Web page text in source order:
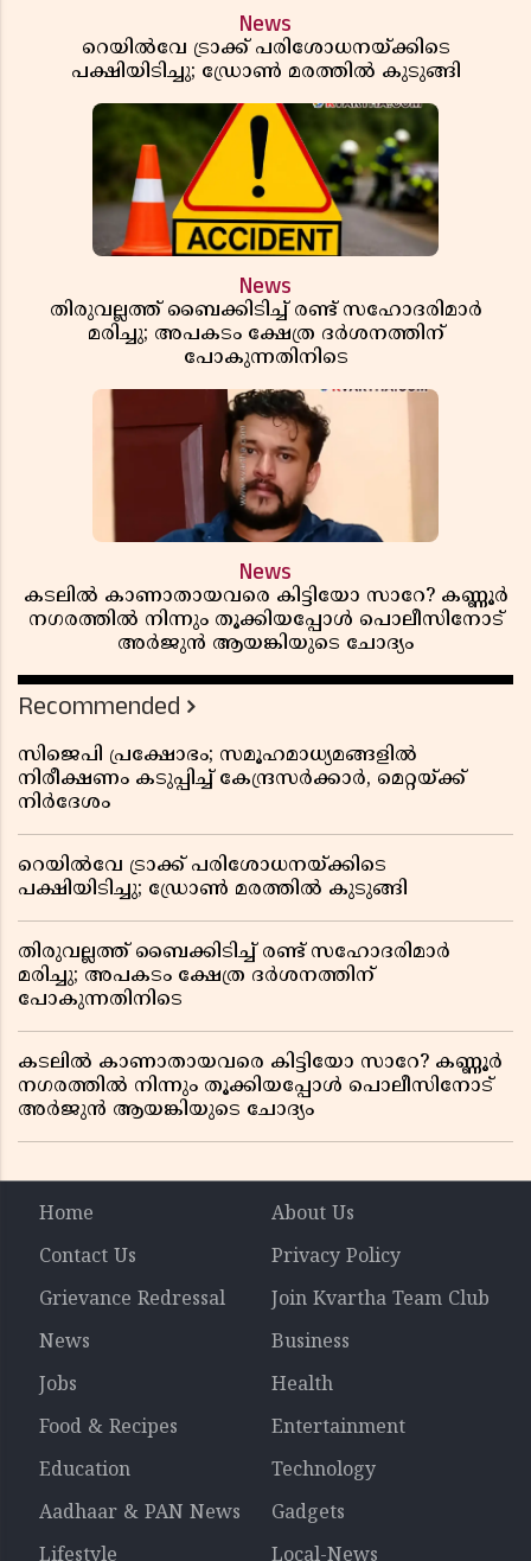
News
റെയിൽവേ ട്രാക്ക് പരിശോധനയ്ക്കിടെ
പക്ഷിയിടിച്ചു; ഡ്രോൺ മരത്തിൽ കുടുങ്ങി
News
തിരുവല്ലത്ത് ബൈക്കിടിച്ച് രണ്ട് സഹോദരിമാർ
മരിച്ചു; അപകടം ക്ഷേത്ര ദർശനത്തിന്
പോകുന്നതിനിടെ
News
കടലിൽ കാണാതായവരെ കിട്ടിയോ സാറേ? കണ്ണൂർ
നഗരത്തിൽ നിന്നും തൂക്കിയപ്പോൾ പൊലീസിനോട്
അർജുൻ ആയങ്കിയുടെ ചോദ്യം
Recommended
സിജെപി പ്രക്ഷോഭം; സമൂഹമാധ്യമങ്ങളിൽ
നിരീക്ഷണം കടുപ്പിച്ച് കേന്ദ്രസർക്കാർ, മെറ്റയ്ക്ക്
നിർദേശം
റെയിൽവേ ട്രാക്ക് പരിശോധനയ്ക്കിടെ
പക്ഷിയിടിച്ചു; ഡ്രോൺ മരത്തിൽ കുടുങ്ങി
തിരുവല്ലത്ത് ബൈക്കിടിച്ച് രണ്ട് സഹോദരിമാർ
മരിച്ചു; അപകടം ക്ഷേത്ര ദർശനത്തിന്
പോകുന്നതിനിടെ
കടലിൽ കാണാതായവരെ കിട്ടിയോ സാറേ? കണ്ണൂർ
നഗരത്തിൽ നിന്നും തൂക്കിയപ്പോൾ പൊലീസിനോട്
അർജുൻ ആയങ്കിയുടെ ചോദ്യം
Home
About Us
Contact Us
Privacy Policy
Grievance Redressal
Join Kvartha Team Club
News
Business
Jobs
Health
Food & Recipes
Entertainment
Education
Technology
Aadhaar & PAN News
Gadgets
Lifestyle
Local-News